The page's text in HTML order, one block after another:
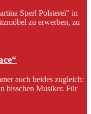
Sperl Polsterei" in
zu erwerben, zu
auch beides zugleich:
bisschen Musiker. Für